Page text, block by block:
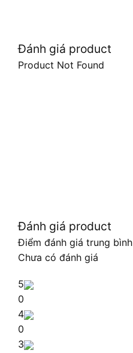
Đánh giá product
Product Not Found
Đánh giá product
Điểm đánh giá trung bình
Chưa có đánh giá
5
0
4
0
3